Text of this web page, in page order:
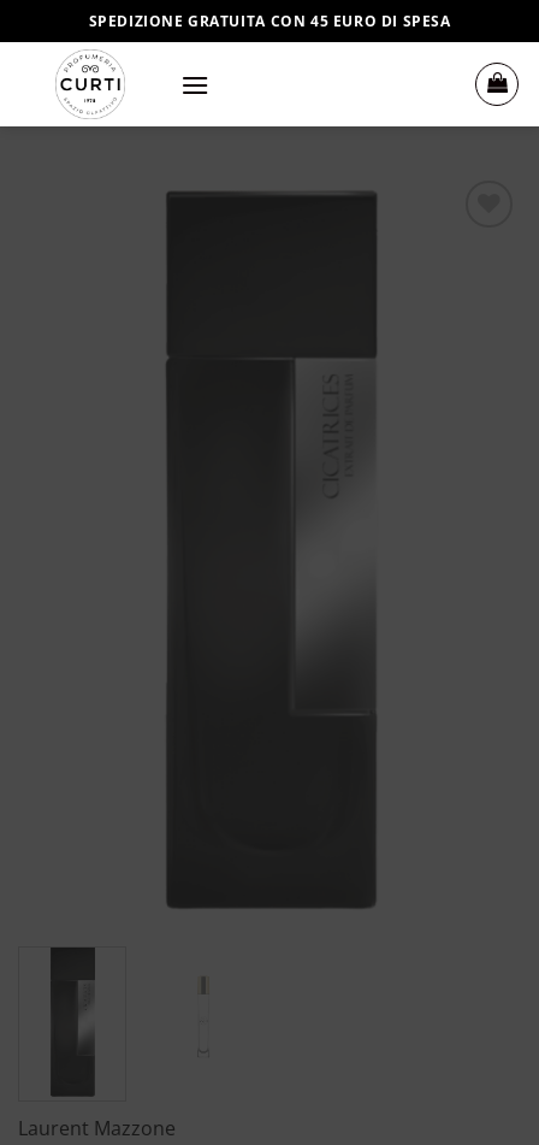
ai
contenuti
SPEDIZIONE GRATUITA CON 45 EURO DI SPESA
Laurent Mazzone